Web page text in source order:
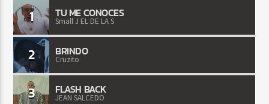
1 TU ME CONOCES
Small J EL DE LA S
2 BRINDO
Cruzito
3 FLASH BACK
JEAN SALCEDO